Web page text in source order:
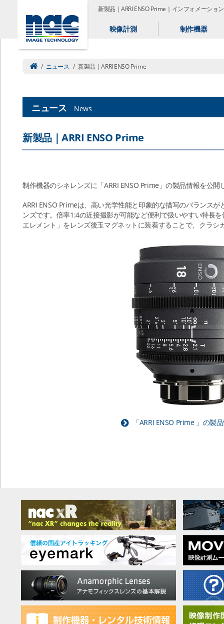
新製品｜ARRI ENSO Prime｜インフォメーション
映像計測 制作機器
/ ニュース / 新製品｜ARRI ENSO Prime
ニュース News
新製品｜ARRI ENSO Prime
制作機器のシネレンズに「ARRI ENSO Prime」の製品情報を公開
ARRI ENSO Primeは、高い光学性能と印象的な描写のバランス
ンズです。倍率1:4の近接撮影が可能など便利で扱いやすい特長
エレメント」をレンズ後玉マグネットに装着することで、クラ
「ARRI ENSO Prime 」の製